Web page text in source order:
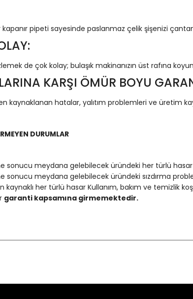
kapanır pipeti sayesinde paslanmaz çelik şişenizi
de çok kolay; bulaşık makinanızın üst rafına
KARŞI ÖMÜR BOYU
kaynaklanan hatalar, yalıtım problemleri ve üretim
DURUMLAR
sonucu meydana gelebilecek üründeki her türlü
sonucu meydana gelebilecek üründeki sızdırma
her türlü hasar Kullanım, bakım ve temizlik
garanti kapsamına girmemektedir.